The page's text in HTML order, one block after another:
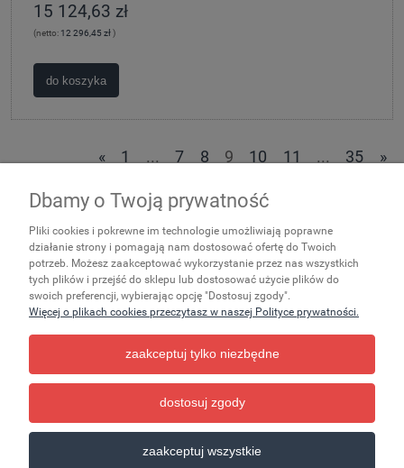
15 124,63 zł
(netto: 12 296,45 zł)
do koszyka
« 1 ... 7 8 9 10 11 ... 35 »
Zakupy
Ważne
Pomoc
Moje konto
Informacje
Dbamy o Twoją prywatność
Pliki cookies i pokrewne im technologie umożliwiają poprawne
działanie strony i pomagają nam dostosować ofertę do Twoich
potrzeb. Możesz zaakceptować wykorzystanie przez nas wszystkich
tych plików i przejść do sklepu lub dostosować użycie plików do
swoich preferencji, wybierając opcję "Dostosuj zgody".
Więcej o plikach cookies przeczytasz w naszej Polityce prywatności.
zaakceptuj tylko niezbędne
dostosuj zgody
zaakceptuj wszystkie